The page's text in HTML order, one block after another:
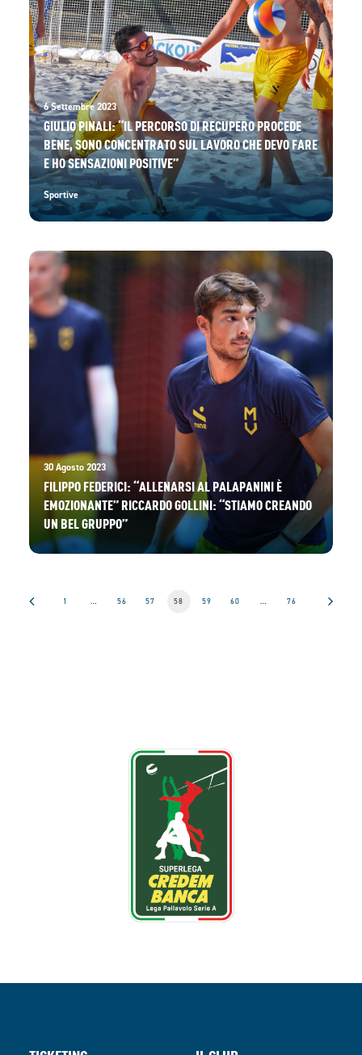
6 Settembre 2023
GIULIO PINALI: “IL PERCORSO DI RECUPERO PROCEDE
BENE, SONO CONCENTRATO SUL LAVORO CHE DEVO FARE
E HO SENSAZIONI POSITIVE”
Sportive
30 Agosto 2023
FILIPPO FEDERICI: “ALLENARSI AL PALAPANINI È
EMOZIONANTE” RICCARDO GOLLINI: “STIAMO CREANDO
UN BEL GRUPPO”
1 … 56 57 58 59 60 … 76